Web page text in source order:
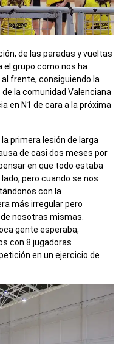
de las paradas y vueltas
el grupo como nos ha
frente, consiguiendo la
la comunidad Valenciana
en N1 de cara a la próxima
primera lesión de larga
de casi dos meses por
en que todo estaba
pero cuando se nos
con la
más irregular pero
nosotras mismas.
gente esperaba,
con 8 jugadoras
en un ejercicio de